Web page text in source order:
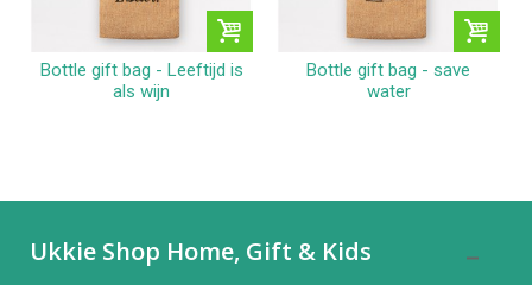
Bottle gift bag - Leeftijd is
als wijn
Bottle gift bag - save
water
Ukkie Shop Home, Gift & Kids